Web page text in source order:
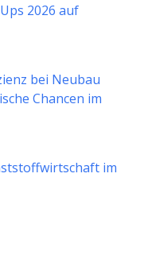
2026 auf
bei Neubau
Chancen im
im